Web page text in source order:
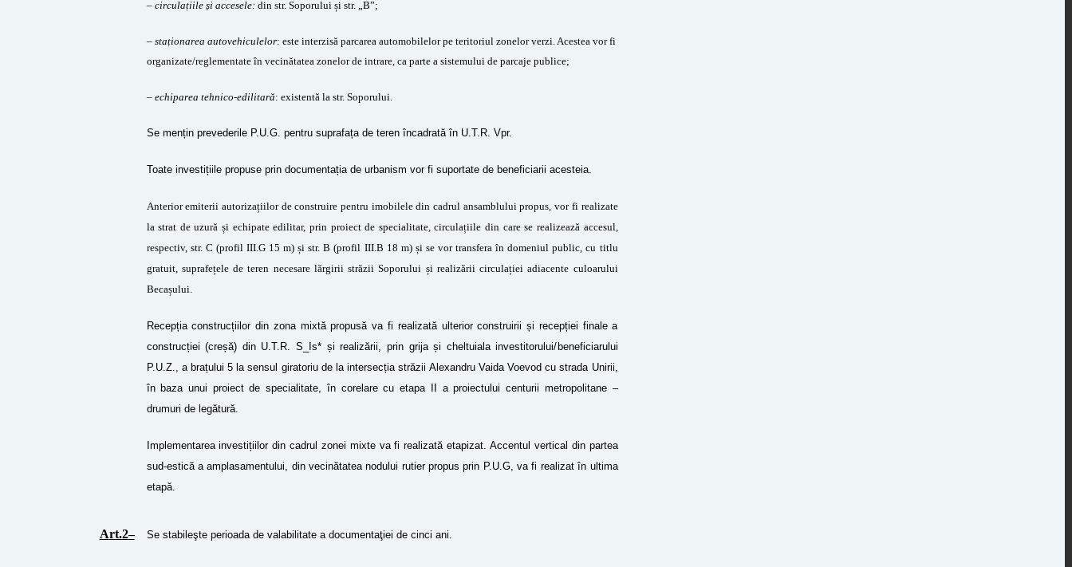
– circulațiile și accesele: din str. Soporului și str. „B”;
– staționarea autovehiculelor: este interzisă parcarea automobilelor pe teritoriul zonelor verzi. Acestea vor fi
organizate/reglementate în vecinătatea zonelor de intrare, ca parte a sistemului de parcaje publice;
– echiparea tehnico-edilitară: existentă la str. Soporului.
Se mențin prevederile P.U.G. pentru suprafața de teren încadrată în U.T.R. Vpr.
Toate investițiile propuse prin documentația de urbanism vor fi suportate de beneficiarii acesteia.
Anterior emiterii autorizațiilor de construire pentru imobilele din cadrul ansamblului propus, vor fi realizate
la strat de uzură și echipate edilitar, prin proiect de specialitate, circulațiile din care se realizează accesul,
respectiv, str. C (profil III.G 15 m) și str. B (profil III.B 18 m) și se vor transfera în domeniul public, cu titlu
gratuit, suprafețele de teren necesare lărgirii străzii Soporului și realizării circulației adiacente culoarului
Becașului.
Recepția construcțiilor din zona mixtă propusă va fi realizată ulterior construirii și recepției finale a
construcției (creșă) din U.T.R. S_Is* și realizării, prin grija și cheltuiala investitorului/beneficiarului
P.U.Z., a brațului 5 la sensul giratoriu de la intersecția străzii Alexandru Vaida Voevod cu strada Unirii,
în baza unui proiect de specialitate, în corelare cu etapa II a proiectului centurii metropolitane –
drumuri de legătură.
Implementarea investițiilor din cadrul zonei mixte va fi realizată etapizat. Accentul vertical din partea
sud-estică a amplasamentului, din vecinătatea nodului rutier propus prin P.U.G, va fi realizat în ultima
etapă.
Art.2– Se stabileşte perioada de valabilitate a documentaţiei de cinci ani.